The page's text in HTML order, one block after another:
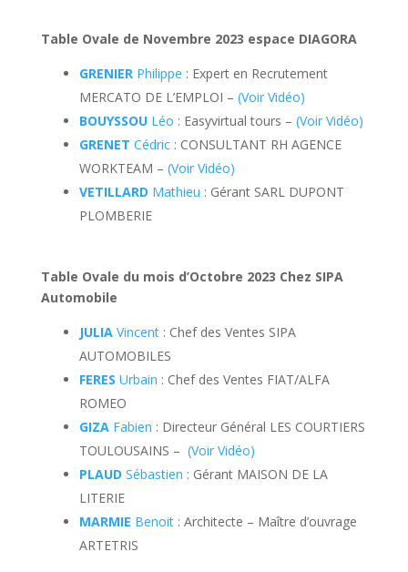
Table Ovale de Novembre 2023 espace DIAGORA
GRENIERPhilippe : Expert en Recrutement
MERCATO DE L’EMPLOI – (Voir Vidéo)
BOUYSSOULéo : Easyvirtual tours – (Voir Vidéo)
GRENET Cédric: CONSULTANT RH AGENCE
WORKTEAM – (Voir Vidéo)
VETILLARD Mathieu : Gérant SARL DUPONT
PLOMBERIE
Table Ovale du mois d’Octobre 2023 Chez SIPA
Automobile
JULIAVincent: Chef des Ventes SIPA
AUTOMOBILES
FERES Urbain : Chef des Ventes FIAT/ALFA
ROMEO
GIZAFabien : Directeur Général LES COURTIERS
TOULOUSAINS – (Voir Vidéo)
PLAUD Sébastien : Gérant MAISON DE LA
LITERIE
MARMIE Benoit: Architecte – Maître d’ouvrage
ARTETRIS